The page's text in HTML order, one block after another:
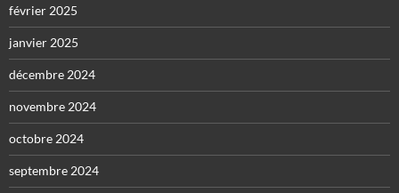
février 2025
janvier 2025
décembre 2024
novembre 2024
octobre 2024
septembre 2024